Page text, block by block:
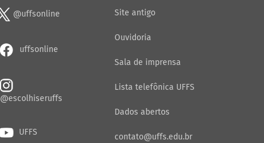
@uffsonline
uffsonline
@escolhiseruffs
UFFS
Site antigo
Ouvidoria
Sala de imprensa
Lista telefônica UFFS
Dados abertos
contato@uffs.edu.br